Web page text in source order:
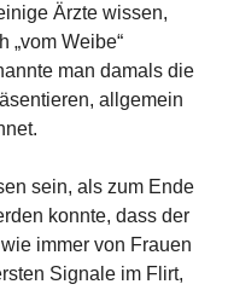
Ärzte wissen,
„vom Weibe“
man damals die
allgemein
sein, als zum Ende
konnte, dass der
immer von Frauen
Signale im Flirt,